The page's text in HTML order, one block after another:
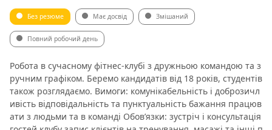
Без резюме Має досвід Змішаний
Повний робочий день
Робота в сучасному фітнес-клубі з дружньою командою та з
ручним графіком. Беремо кандидатів від 18 років, студентів
також розглядаємо. Вимоги: комунікабельність і доброзичл
ивість відповідальність та пунктуальність бажання працюв
ати з людьми та в команді Обов’язки: зустріч і консультація